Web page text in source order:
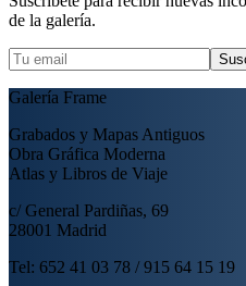
de la galería.
Galería Frame
Grabados y Mapas Antiguos
Obra Gráfica Moderna
Atlas y Libros de Viaje
c/ General Pardiñas, 69
28001 Madrid
Tel: 652 41 03 78 / 915 64 15 19